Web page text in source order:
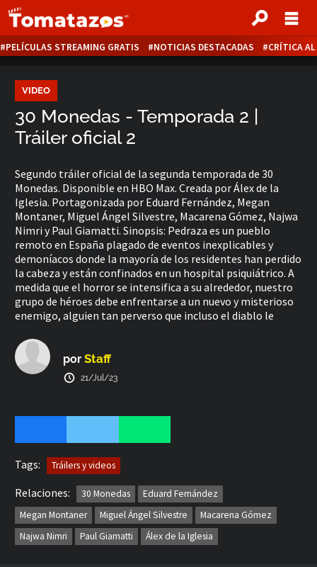
PELÍCULAS STREAMING GRATIS NOTICIAS DESTACADAS CRÍTICA
VIDEO
30 Monedas - Temporada 2 |
Tráiler oficial 2
Segundo tráiler oficial de la segunda temporada de 30
Monedas. Disponible en HBO Max. Creada por Álex de la
Iglesia. Portagonizada por Eduard Fernández, Megan
Montaner, Miguel Ángel Silvestre, Macarena Gómez, Najwa
Nimri y Paul Giamatti. Sinopsis: Pedraza es un pueblo
remoto en España plagado de eventos inexplicables y
demoníacos donde la mayoría de los residentes han perdido
la cabeza y están confinados en un hospital psiquiátrico. A
medida que el horror se intensifica a su alrededor, nuestro
grupo de héroes debe enfrentarse a un nuevo y misterioso
enemigo, alguien tan perverso que incluso el diablo le
por Staff
21/Jul/23
Tags: Tráilers y videos
Relaciones: 30 Monedas
Eduard Fernández
Megan Montaner
Miguel Ángel Silvestre
Macarena Gómez
Najwa Nimri
Paul Giamatti Álex de la Iglesia